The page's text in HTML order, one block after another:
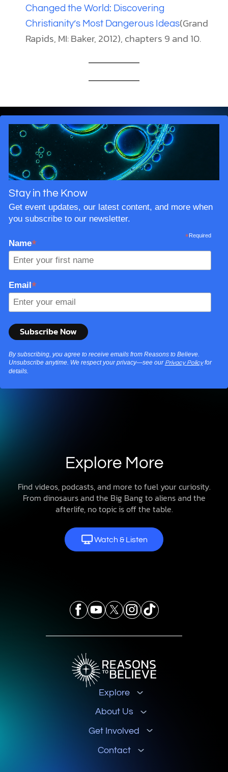
Changed the World: Discovering
Christianity’s Most Dangerous Ideas(Grand
Rapids, MI: Baker, 2012), chapters 9 and 10.
Stay in the Know
Get event updates, our latest content, and more when
you subscribe to our newsletter.
*Required
Name*
Email *
By subscribing, you agree to receive emails from Reasons to Believe.
Unsubscribe anytime. We respect your privacy—see our Privacy Policyfor
details.
Explore More
Find videos, podcasts, and more to fuel your curiosity.
From dinosaurs and the Big Bang to aliens and the
afterlife, no topic is off the table.
Watch & Listen
Explore
About Us
Get Involved
Contact